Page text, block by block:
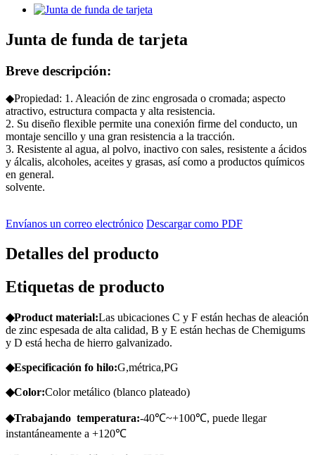
Junta de funda de tarjeta
Breve descripción:
◆Propiedad: 1. Aleación de zinc engrosada o cromada; aspecto
atractivo, estructura compacta y alta resistencia.
2. Su diseño flexible permite una conexión firme del conducto, un
montaje sencillo y una gran resistencia a la tracción.
3. Resistente al agua, al polvo, inactivo con sales, resistente a ácidos
y álcalis, alcoholes, aceites y grasas, así como a productos químicos
en general.
solvente.
Envíanos un correo electrónico Descargar como PDF
Detalles del producto
Etiquetas de producto
◆Product material:Las ubicaciones C y F están hechas de aleación
de zinc espesada de alta calidad, B y E están hechas de Chemigums
y D está hecha de hierro galvanizado.
◆Especificación fo hilo:G,métrica,PG
◆Color:Color metálico (blanco plateado)
◆Trabajando temperatura:-40℃~+100℃, puede llegar
instantáneamente a +120℃